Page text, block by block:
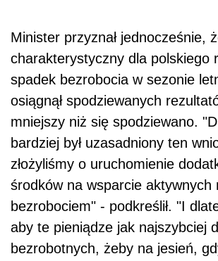
Minister przyznał jednocześnie,
charakterystyczny dla polskiego
spadek bezrobocia w sezonie
osiągnął spodziewanych
mniejszy niż się spodziewano.
bardziej był uzasadniony ten
złożyliśmy o uruchomienie
środków na wsparcie aktywnych
bezrobociem" - podkreślił. "I
aby te pieniądze jak najszybciej
bezrobotnych, żeby na jesień,